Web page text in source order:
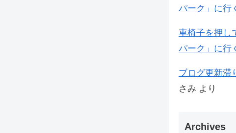
パーク」に行
車椅子を押し
パーク」に行
ブログ更新滞
さみ より
Archives